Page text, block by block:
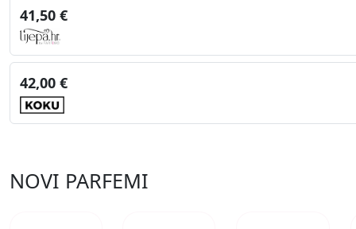
41,50 €
42,00 €
NOVI PARFEMI